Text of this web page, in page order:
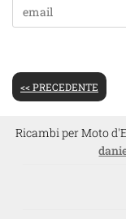
<< PRECEDENTE
Ricambi per Moto